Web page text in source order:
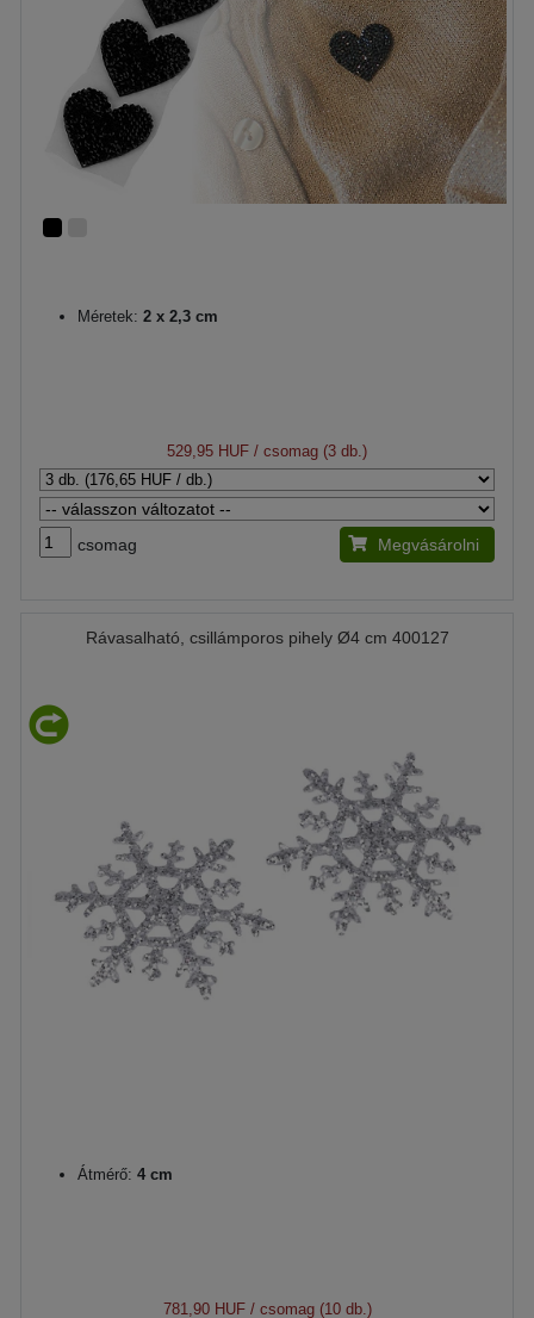
Méretek: 2 x 2,3 cm
529,95 HUF / csomag (3 db.)
csomag Megvásárolni
Rávasalható, csillámporos pihely Ø4 cm 400127
Átmérő: 4 cm
781,90 HUF/ csomag (10 db.)